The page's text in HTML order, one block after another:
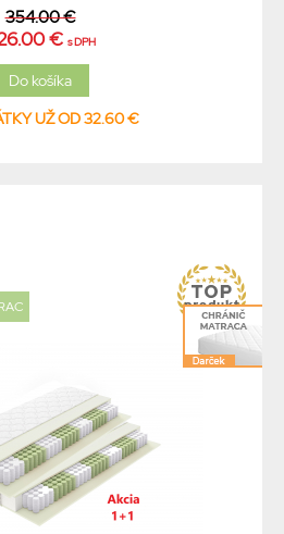
354.00 €
€ s DPH
UŽ OD 32.60 €